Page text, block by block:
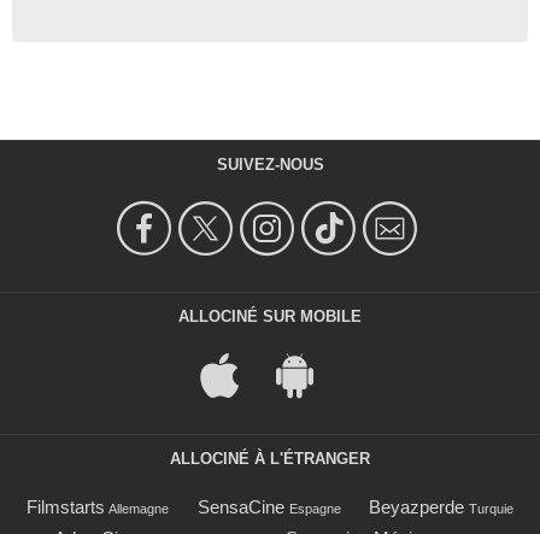
SUIVEZ-NOUS
ALLOCINÉ SUR MOBILE
ALLOCINÉ À L'ÉTRANGER
Filmstarts Allemagne SensaCine Espagne Beyazperde Turquie